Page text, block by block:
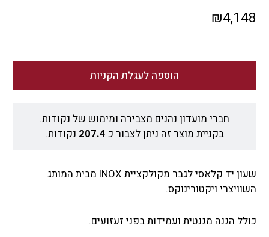
₪4,148
הוספה לעגלת הקניות
חברי מועדון נהנים מצבירה ומימוש של נקודות.
בקניית מוצר זה ניתן לצבור כ 207.4 נקודות.
שעון יד קלאסי לגבר מקולקציית INOX מבית המותג
השוויצרי ויקטורינוקס.
כולל הגנה מגנטית ועמידות בפני זעזועים.